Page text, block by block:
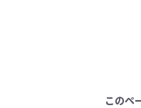
このペ